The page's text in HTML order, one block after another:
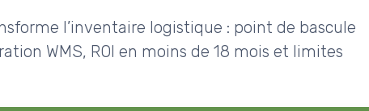
l’inventaire logistique : point de bascule
WMS, ROI en moins de 18 mois et limites